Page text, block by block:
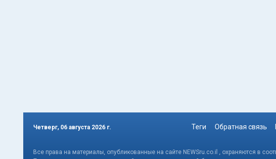
Четверг, 06 августа 2026 г. Теги Обратная связь
Все права на материалы, опубликованные на сайте NEWSru.co.il , охраняются в